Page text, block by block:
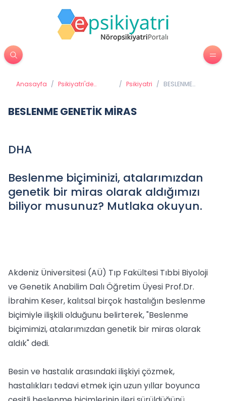
Anasayfa / Psikiyatri'de
/ Psikiyatri / BESLENME
BESLENME GENETİK MİRAS
DHA
Beslenme biçiminizi, atalarımızdan
genetik bir miras olarak aldığımızı
biliyor musunuz? Mutlaka okuyun.
Akdeniz Üniversitesi (AÜ) Tıp Fakültesi Tıbbi Biyoloji
ve Genetik Anabilim Dalı Öğretim Üyesi Prof.Dr.
İbrahim Keser, kalıtsal birçok hastalığın beslenme
biçimiyle ilişkili olduğunu belirterek, "Beslenme
biçimimizi, atalarımızdan genetik bir miras olarak
aldık" dedi.
Besin ve hastalık arasındaki ilişkiyi çözmek,
hastalıkları tedavi etmek için uzun yıllar boyunca